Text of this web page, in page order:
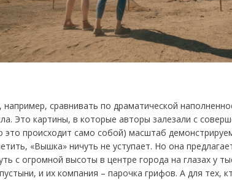
например, сравнивать по драматической
Это картины, в которые авторы залезали с
это происходит само собой) масштаб
«Вышка» ничуть не уступает. Но она
с огромной высоты в центре города на глазах у
и их компания – парочка грифов. А для тех,